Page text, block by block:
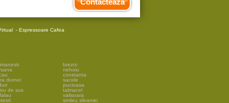
Contacteaza
- Espressoare Cafea
dornei
de sus
brezoi
nehoiu
constanta
sacele
pucioasa
talmacel
valisoara
simleu silvaniei